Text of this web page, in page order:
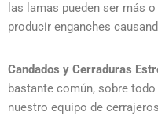
las lamas pueden ser más
producir enganches
Candados y Cerraduras
bastante común, sobre
nuestro equipo de